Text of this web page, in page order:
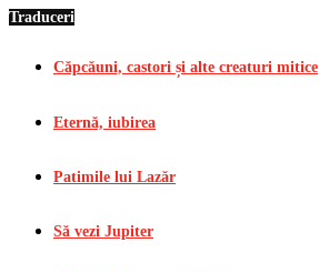
Traduceri
Căpcăuni, castori și alte creaturi mitice
Eternă, iubirea
Patimile lui Lazăr
Să vezi Jupiter